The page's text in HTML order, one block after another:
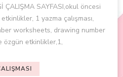
ÇALIŞMA SAYFASI,okul öncesi
1 yazma çalışması,
worksheets, drawing number
özgün etkinlikler,1,